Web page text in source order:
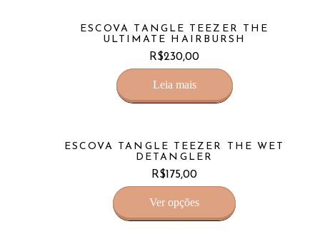
ESCOVA TANGLE TEEZER THE
ULTIMATE HAIRBURSH
R$230,00
Leia mais
ESCOVA TANGLE TEEZER THE WET
DETANGLER
R$175,00
Ver opções